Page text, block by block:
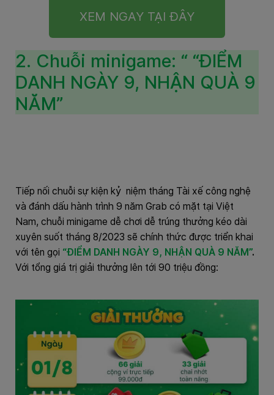
XEM NGAY TẠI ĐÂY
2. Chuỗi minigame: “ “ĐIỂM
DANH NGÀY 9, NHẬN QUÀ 9
NĂM”
Tiếp nối chuỗi sự kiện kỷ niệm tháng Tài xế công nghệ
và đánh dấu hành trình 9 năm Grab có mặt tại Việt
Nam, chuỗi minigame dễ chơi dễ trúng thưởng kéo dài
xuyên suốt tháng 8/2023 sẽ chính thức được triển khai
với tên gọi “ĐIỂM DANH NGÀY 9, NHẬN QUÀ 9 NĂM”.
Với tổng giá trị giải thưởng lên tới 90 triệu đồng: